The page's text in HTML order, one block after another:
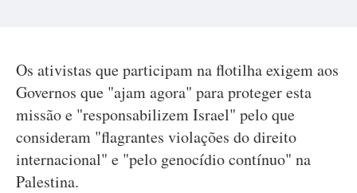
Os ativistas que participam na flotilha exigem aos
Governos que "ajam agora" para proteger esta
missão e "responsabilizem Israel" pelo que
consideram "flagrantes violações do direito
internacional" e "pelo genocídio contínuo" na
Palestina.